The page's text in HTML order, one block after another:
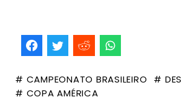
# CAMPEONATO BRASILEIRO
#
# COPA AMÉRICA